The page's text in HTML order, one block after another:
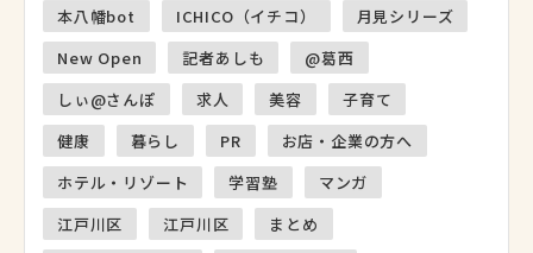
本八幡bot
ICHICO（イチコ）
月見シリーズ
New Open
記者あしも
@葛西
しぃ@さんぽ
求人 美容
子育て
健康
暮らし PR
お店・企業の方へ
ホテル・リゾート
学習塾
マンガ
江戸川区
江戸川区
まとめ